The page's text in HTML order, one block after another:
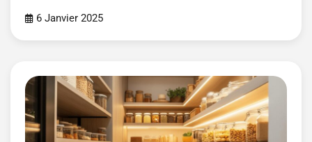
6 Janvier 2025